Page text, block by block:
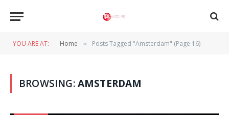
YOU ARE AT: Home » Posts Tagged "Amsterdam" (Page 16)
BROWSING:AMSTERDAM